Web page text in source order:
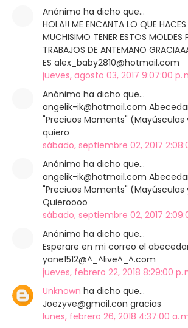
Anónimo ha dicho que…
HOLA!! ME ENCANTA LO QUE
MUCHISIMO TENER ESTOS MOLDES
TRABAJOS DE ANTEMANO
ES alex_baby2810@hotmail.com
jueves, agosto 03, 2017 9:07:00 p.
Anónimo ha dicho que…
angelik-ik@hotmail.com
"Preciuos Moments" (Mayúsculas
quiero
sábado, septiembre 02, 2017
Anónimo ha dicho que…
angelik-ik@hotmail.com
"Preciuos Moments" (Mayúsculas
Quieroooo
sábado, septiembre 02, 2017
Anónimo ha dicho que…
Esperare en mi correo el
yane1512@^_^live^_^.com
jueves, febrero 22, 2018 8:29:00 p.
Unknown ha dicho que…
Joezyve@gmail.con gracias
lunes, febrero 26, 2018 4:37:00 a.